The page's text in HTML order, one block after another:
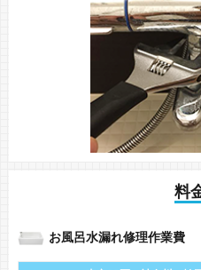
料
お風呂水漏れ修理作業費